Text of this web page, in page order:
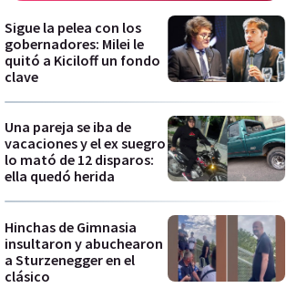
Sigue la pelea con los
gobernadores: Milei le
quitó a Kiciloff un fondo
clave
Una pareja se iba de
vacaciones y el ex suegro
lo mató de 12 disparos:
ella quedó herida
Hinchas de Gimnasia
insultaron y abuchearon
a Sturzenegger en el
clásico